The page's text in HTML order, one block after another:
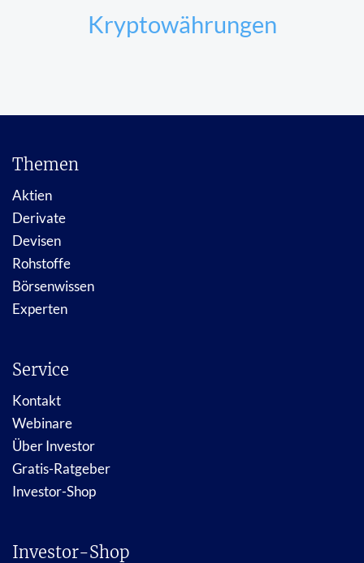
Kryptowährungen
Themen
Aktien
Derivate
Devisen
Rohstoffe
Börsenwissen
Experten
Service
Kontakt
Webinare
Über Investor
Gratis-Ratgeber
Investor-Shop
Investor-Shop